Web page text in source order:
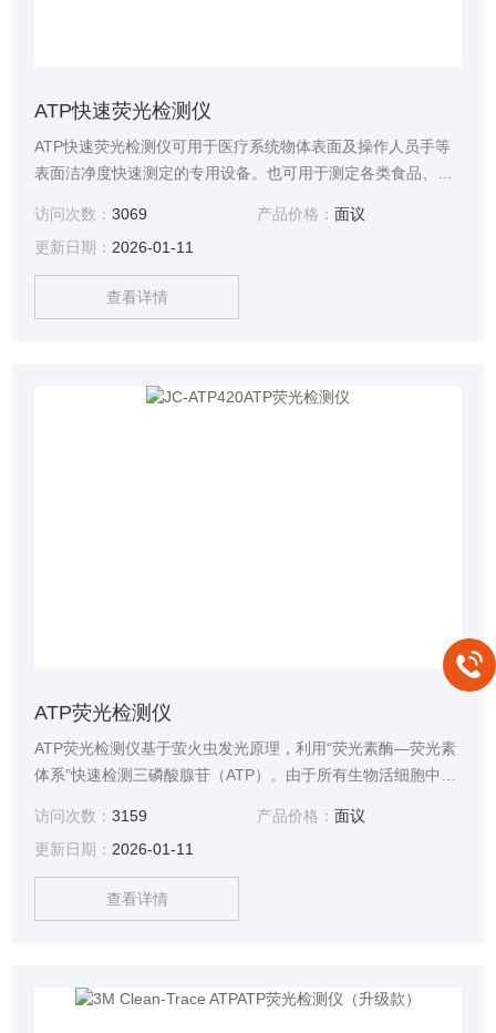
ATP快速荧光检测仪
ATP快速荧光检测仪可用于医疗系统物体表面及操作人员手等
表面洁净度快速测定的专用设备。也可用于测定各类食品、饮
及微生物菌落总数的现场测定，与耗时费力的传统方法相比，
这种对卫生状况的检测方法能进行快速的洁净度确认
访问次数：3069 产品价格： 面议
更新日期：2026-01-11
查看详情
ATP荧光检测仪
ATP荧光检测仪基于萤火虫发光原理，利用“荧光素酶—荧光素
体系”快速检测三磷酸腺苷（ATP）。由于所有生物活细胞中含
他微生物以及食物残留物中所含的总ATP多少，用于判断卫生
状况。
访问次数：3159 产品价格： 面议
更新日期：2026-01-11
查看详情